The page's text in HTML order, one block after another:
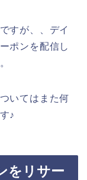
すが、、デイ
ポンを配信し
いてはまた何
♪
をリサー